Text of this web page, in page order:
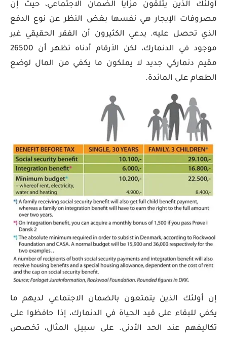
أولئك الذين يتلقون مزايا الضمان الاجتماعي، حيث إن
مصروفات الإيجار هي نفسها بغض النظر عن نوع الدفع
الذي تحصل عليه. يدعي الكثيرون أن الفقر الحقيقي غير
موجود في الدنمارك، لكن الأرقام أدناه تظهر أن 26500
مقيم دنماركي جديد لا يملكون ما يكفي من المال لوضع
الطعام على المائدة.
إن أولئك الذين يتمتعون بالضمان الاجتماعي لديهم ما
يكفي للبقاء على قيد الحياة في الدنمارك، إذا حافظوا على
تكاليفهم عند الحد الأدنى. على سبيل المثال، تخصص